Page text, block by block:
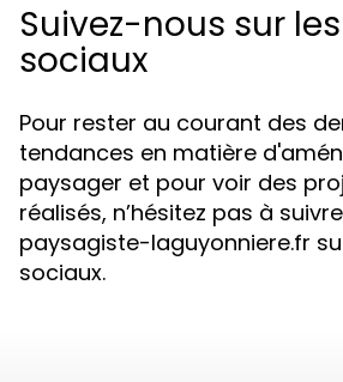
Suivez-nous sur
sociaux
Pour rester au courant des
tendances en matière
paysager et pour voir des
réalisés, n’hésitez pas à
paysagiste-laguyonniere.fr
sociaux.